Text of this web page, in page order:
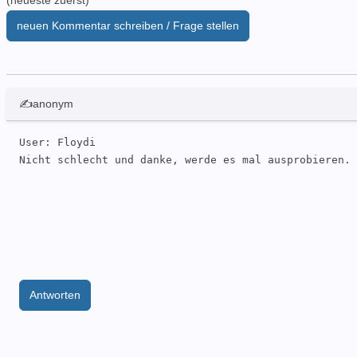
neuen Kommentar schreiben / Frage stellen
✍anonym
User: Floydi
Nicht schlecht und danke, werde es mal ausprobieren.
Antworten